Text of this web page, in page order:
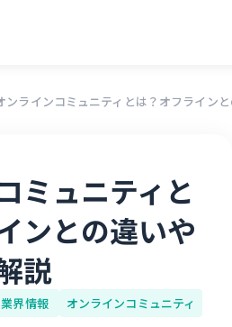
ンラインコミュニティとは？オフライン
ミュニティと
ンとの違いや
説
界情報 オンラインコミュニティ